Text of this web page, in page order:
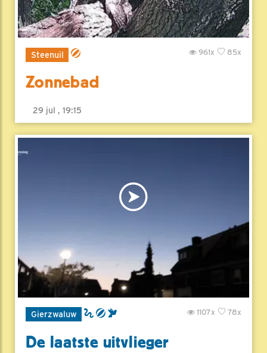
Steenuil 85x
961x
Zonnebad
29 jul , 19:15
Gierzwaluw 78x
1107x
De laatste uitvlieger